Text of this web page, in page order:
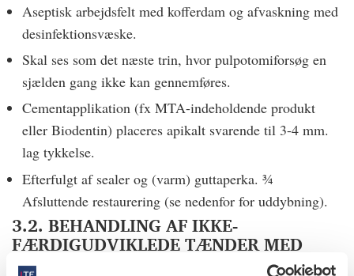
Aseptisk arbejdsfelt med kofferdam og afvaskning med
desinfektionsvæske.
Skal ses som det næste trin, hvor pulpotomiforsøg en
sjælden gang ikke kan gennemføres.
Cementapplikation (fx MTA-indeholdende produkt
eller Biodentin) placeres apikalt svarende til 3-4 mm.
lag tykkelse.
Efterfulgt af sealer og (varm) guttaperka. ¾
Afsluttende restaurering (se nedenfor for uddybning).
3.2. BEHANDLING AF IKKE-
FÆRDIGUDVIKLEDE TÆNDER MED
NEKROTISK PULPA MED ELLER UDEN